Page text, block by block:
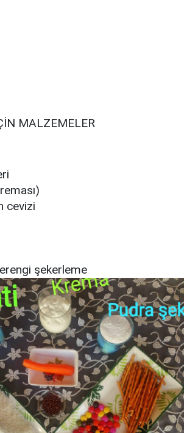
MALZEMELER
cevizi
şekerleme